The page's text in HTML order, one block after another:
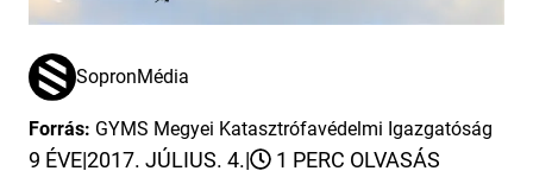
SopronMédia
Forrás: GYMS Megyei Katasztrófavédelmi Igazgatóság
9 ÉVE|2017. JÚLIUS. 4.| 1 PERC OLVASÁS